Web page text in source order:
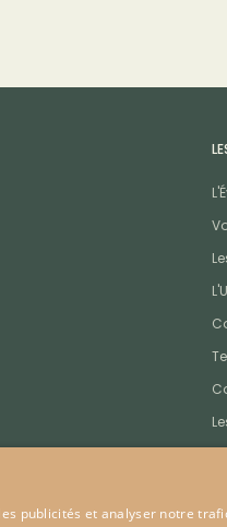
publicités et analyser notre